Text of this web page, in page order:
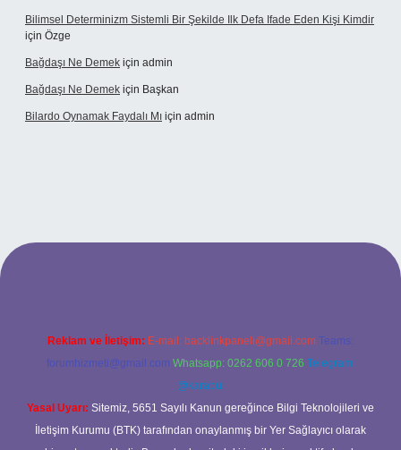
Bilimsel Determinizm Sistemli Bir Şekilde Ilk Defa Ifade Eden Kişi Kimdir
için Özge
Bağdaşı Ne Demek için admin
Bağdaşı Ne Demek için Başkan
Bilardo Oynamak Faydalı Mı için admin
Reklam ve İletişim: E-mail: backlinkpaneli@gmail.com Teams:
forumhizmeti@gmail.com Whatsapp: 0262 606 0 726 Telegram:
@karabul
Yasal Uyarı: Sitemiz, 5651 Sayılı Kanun gereğince Bilgi Teknolojileri ve
İletişim Kurumu (BTK) tarafından onaylanmış bir Yer Sağlayıcı olarak